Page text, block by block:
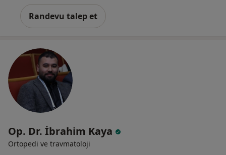
Randevu talep et
Op. Dr. İbrahim Kaya
Ortopedi ve travmatoloji